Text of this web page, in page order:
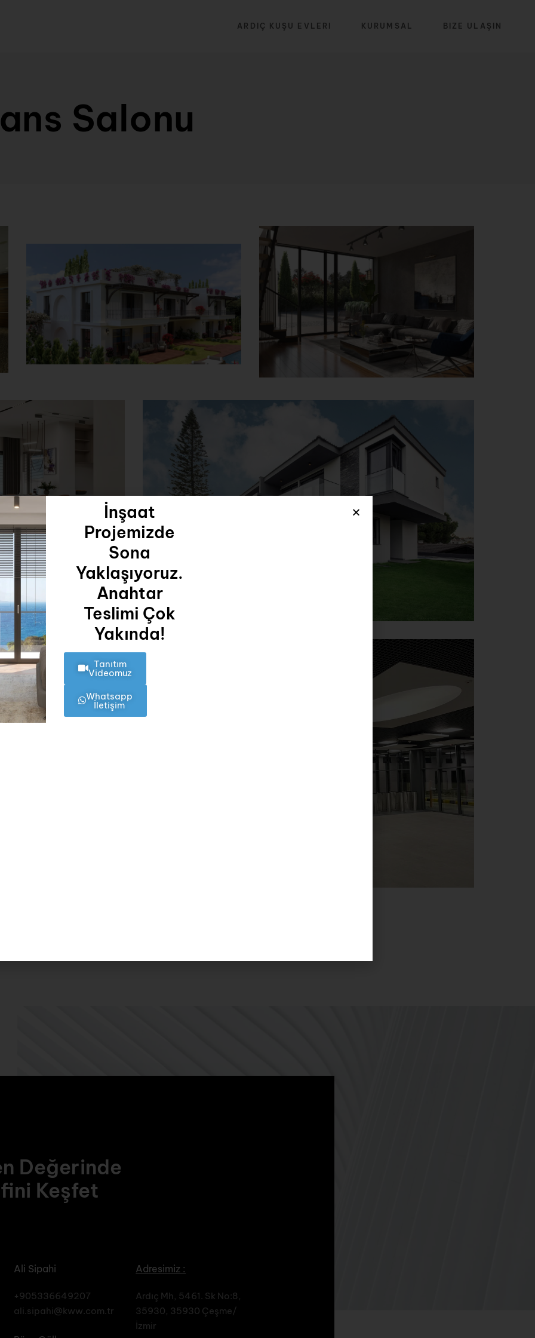
ARDIÇ KUŞU EVLERI KURUMSAL BIZE ULAŞIN
Salonu
Değerinde
Keşfet
Ali Sipahi
+905336649207
ali.sipahi@kww.com.tr
Adresimiz :
Ardıç Mh, 5461. Sk No:8,
35930, 35930 Çeşme/
İzmir
İnşaat
Projemizde
Sona
Yaklaşıyoruz.
Anahtar
Teslimi Çok
Yakında!
Tanıtım
Videomuz
Whatsapp
İletişim